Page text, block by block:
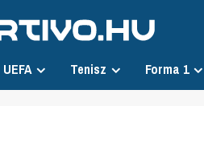
UEFA Tenisz Forma 1